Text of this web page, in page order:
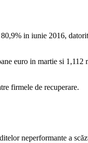
in iunie 2016,
euro in martie si
firmele de recuperare.
neperformante a